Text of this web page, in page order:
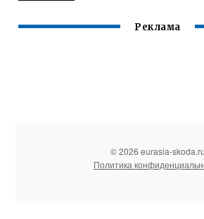
Реклама
© 2026 eurasia-skoda.ru
Политика